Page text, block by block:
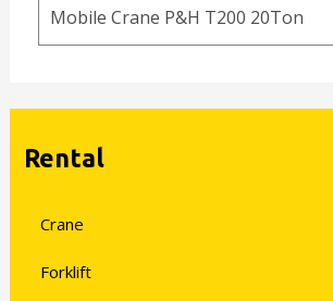
Mobile Crane P&H T200 20Ton
Rental
Crane
Forklift